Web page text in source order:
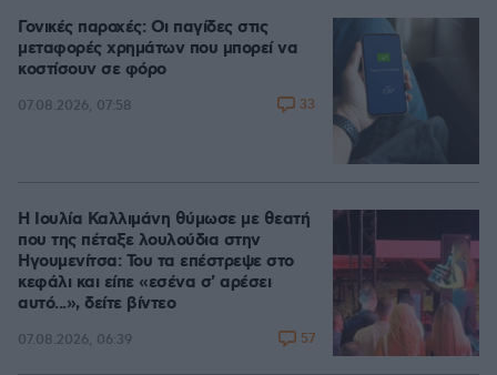
Γονικές παροχές: Οι παγίδες στις
μεταφορές χρημάτων που μπορεί να
κοστίσουν σε φόρο
07.08.2026, 07:58 33
Η Ιουλία Καλλιμάνη θύμωσε με θεατή
που της πέταξε λουλούδια στην
Ηγουμενίτσα: Του τα επέστρεψε στο
κεφάλι και είπε «εσένα σ' αρέσει
αυτό...», δείτε βίντεο
07.08.2026, 06:39 57